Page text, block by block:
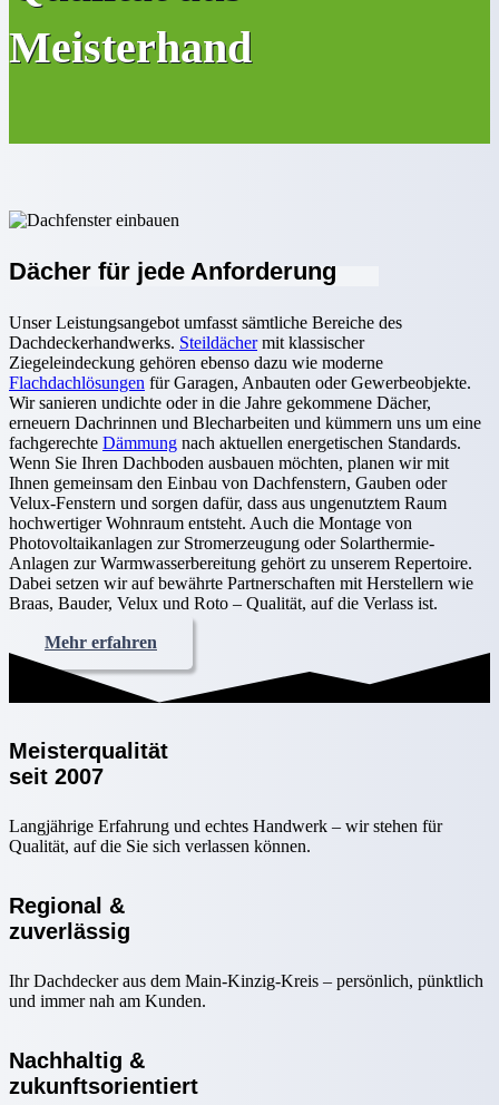
Meisterhand
Dächer für jede Anforderung
Unser Leistungsangebot umfasst sämtliche Bereiche des
Dachdeckerhandwerks. Steildächermit klassischer
Ziegeleindeckung gehören ebenso dazu wie moderne
Flachdachlösungen für Garagen, Anbauten oder Gewerbeobjekte.
Wir sanieren undichte oder in die Jahre gekommene Dächer,
erneuern Dachrinnen und Blecharbeiten und kümmern uns um eine
fachgerechte Dämmung nach aktuellen energetischen Standards.
Wenn Sie Ihren Dachboden ausbauen möchten, planen wir mit
Ihnen gemeinsam den Einbau von Dachfenstern, Gauben oder
Velux-Fenstern und sorgen dafür, dass aus ungenutztem Raum
hochwertiger Wohnraum entsteht. Auch die Montage von
Photovoltaikanlagen zur Stromerzeugung oder Solarthermie-
Anlagen zur Warmwasserbereitung gehört zu unserem Repertoire.
Dabei setzen wir auf bewährte Partnerschaften mit Herstellern wie
Braas, Bauder, Velux und Roto – Qualität, auf die Verlass ist.
Mehr erfahren
Meisterqualität
seit 2007
Langjährige Erfahrung und echtes Handwerk – wir stehen für
Qualität, auf die Sie sich verlassen können.
Regional &
zuverlässig
Ihr Dachdecker aus dem Main-Kinzig-Kreis – persönlich, pünktlich
und immer nah am Kunden.
Nachhaltig &
zukunftsorientiert